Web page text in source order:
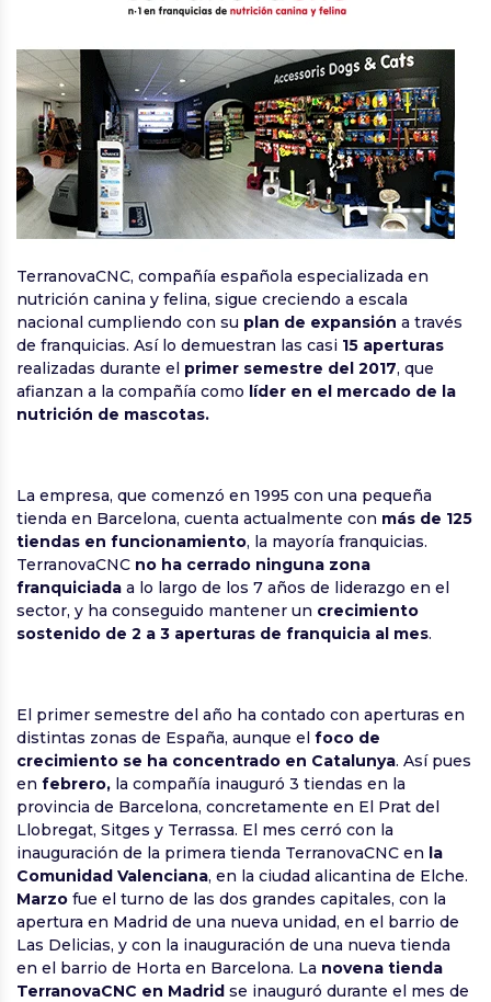
TerranovaCNC, compañía española especializada en
nutrición canina y felina, sigue creciendo a escala
nacional cumpliendo con su plan de expansión a través
de franquicias. Así lo demuestran las casi 15 aperturas
realizadas durante el primer semestre del 2017, que
afianzan a la compañía como líder en el mercado de la
nutrición de mascotas.
La empresa, que comenzó en 1995 con una pequeña
tienda en Barcelona, cuenta actualmente con más de 125
tiendas en funcionamiento, la mayoría franquicias.
TerranovaCNC no ha cerrado ninguna zona
franquiciada a lo largo de los 7 años de liderazgo en el
sector, y ha conseguido mantener un crecimiento
sostenido de 2 a 3 aperturas de franquicia al mes.
El primer semestre del año ha contado con aperturas en
distintas zonas de España, aunque el foco de
crecimiento se ha concentrado en Catalunya. Así pues
en febrero, la compañía inauguró 3 tiendas en la
provincia de Barcelona, concretamente en El Prat del
Llobregat, Sitges y Terrassa. El mes cerró con la
inauguración de la primera tienda TerranovaCNC en la
Comunidad Valenciana, en la ciudad alicantina de Elche.
Marzo fue el turno de las dos grandes capitales, con la
apertura en Madrid de una nueva unidad, en el barrio de
Las Delicias, y con la inauguración de una nueva tienda
en el barrio de Horta en Barcelona. La novena tienda
TerranovaCNC en Madrid se inauguró durante el mes de